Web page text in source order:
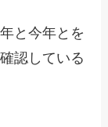
と今年とを
認している